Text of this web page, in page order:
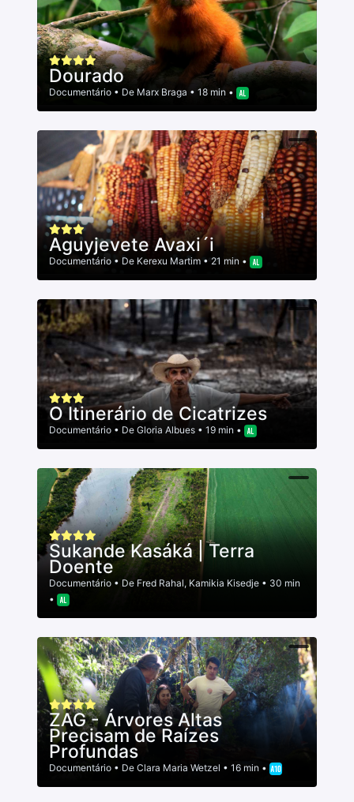
Dourado
Documentário • De Marx Braga • 18 min •
Aguyjevete Avaxi´i
Documentário • De Kerexu Martim • 21 min •
O Itinerário de Cicatrizes
Documentário • De Gloria Albues • 19 min •
Sukande Kasáká | Terra
Doente
Documentário • De Fred Rahal, Kamikia Kisedje • 30 min
•
ZAG - Árvores Altas
Precisam de Raízes
Profundas
Documentário • De Clara Maria Wetzel • 16 min •